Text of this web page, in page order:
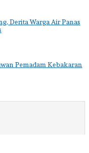
Derita Warga Air Panas
Pemadam Kebakaran